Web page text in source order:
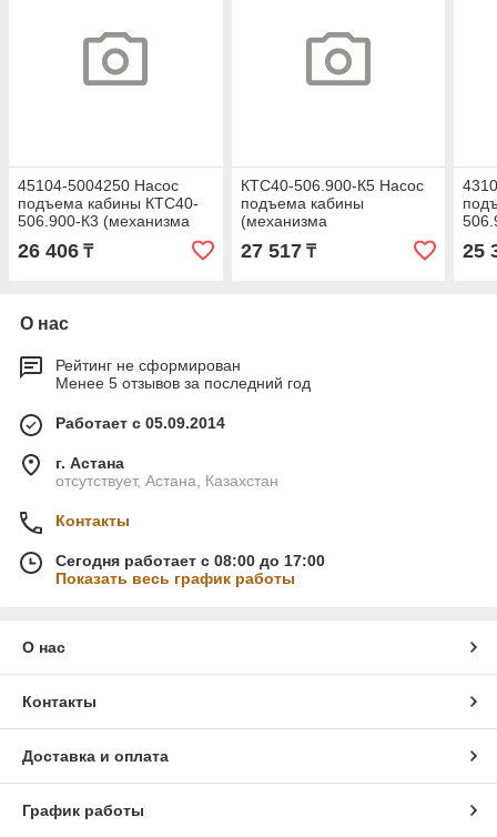
45104-5004250 Насос
подъема кабины КТС40-
506.900-К3 (механизма
опрокидывания кабины и
запасного колеса)**
26 406 ₸
КТС40-506.900-К5 Насос
подъема кабины
(механизма
опрокидывания кабины)**
27 517₸ 25
О нас
Рейтинг не сформирован
Менее 5 отзывов за последний год
Работает с 05.09.2014
г. Астана
отсутствует, Астана, Казахстан
Контакты
Сегодня работает с 08:00 до 17:00
Показать весь график работы
О нас
Контакты
Доставка и оплата
График работы